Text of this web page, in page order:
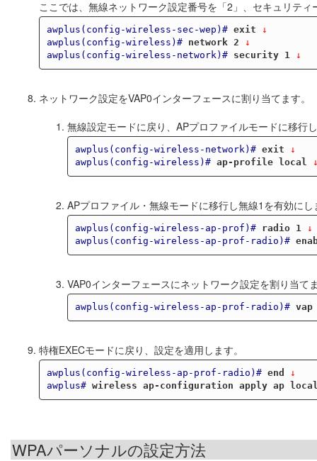
ここでは、無線ネットワーク設定番号を「2」、セキュリテ
awplus(config-wireless-sec-wep)# exit ↓
awplus(config-wireless)#
network 2 ↓
awplus(config-wireless-network)#
security 1 ↓
ネットワーク設定をVAP0インターフェースに割り当てます。
無線設定モードに戻り、APプロファイルモードに移行
awplus(config-wireless-network)# exit ↓
awplus(config-wireless)# ap-profile local
APプロファイル・無線モードに移行し無線1を有効にし
awplus(config-wireless-ap-prof)# radio 1 ↓
awplus(config-wireless-ap-prof-radio)#
VAP0インターフェースにネットワーク設定を割り当て
awplus(config-wireless-ap-prof-radio)# vap
特権EXECモードに戻り、設定を適用します。
awplus(config-wireless-ap-prof-radio)# end
↓
awplus# wireless ap-configuration apply ap
WPAパーソナルの設定方法